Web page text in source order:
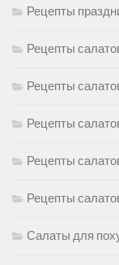
Рецепты
Рецепты
Рецепты
Рецепты
Рецепты
Рецепты
Салаты для